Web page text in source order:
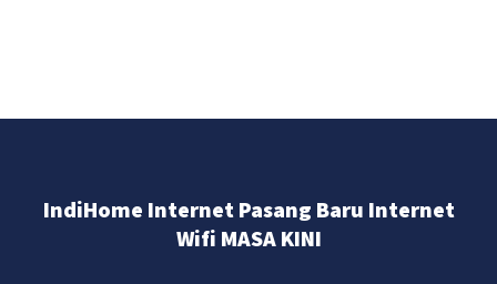
IndiHome Internet Pasang Baru Internet
Wifi MASA KINI